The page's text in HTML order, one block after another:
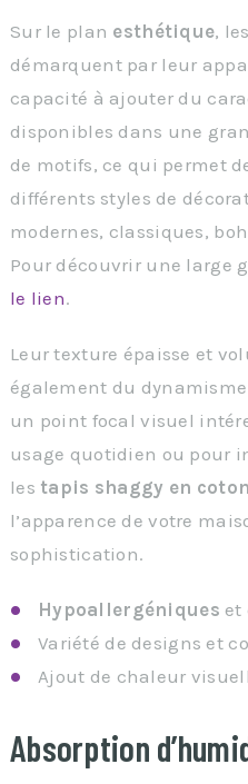
Sur le plan esthétique, les
démarquent par leur
capacité à ajouter du
disponibles dans une
de motifs, ce qui permet
différents styles de
modernes, classiques,
Pour découvrir une large
le lien.
Leur texture épaisse et
également du
un point focal visuel
usage quotidien ou pour
les tapis shaggy en coton
l’apparence de votre
sophistication.
Hypoallergéniques et
Variété de designs et
Ajout de chaleur
Absorption